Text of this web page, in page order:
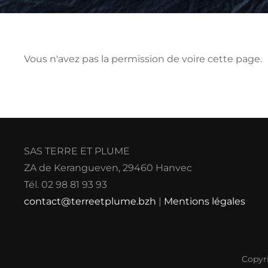
Vous n'avez pas la permission de voire cette page.
SAS TERRE ET PLUME
ZA de Kerangueven, 29460 Hanvec
Tél. 02 98 81 93 93
contact@terreetplume.bzh | Mentions légales